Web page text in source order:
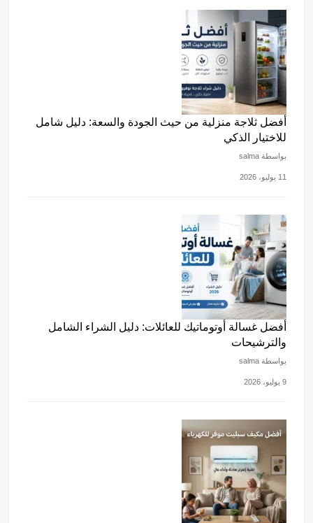
أفضل ثلاجة منزلية من حيث الجودة والسعة: دليل شامل
للاختيار الذكي
بواسطة salma
11 يوليو، 2026
أفضل غسالة أوتوماتيك للعائلات: دليل الشراء الشامل
والترشيحات
بواسطة salma
9 يوليو، 2026